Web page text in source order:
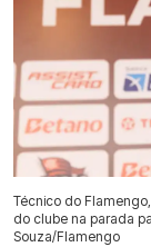
Técnico do
do clube na parada
Souza/Flamengo